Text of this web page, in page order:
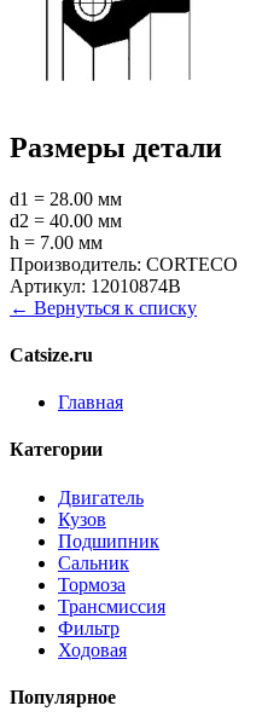
Размеры детали
d1 = 28.00 мм
d2 = 40.00 мм
h = 7.00 мм
Производитель: CORTECO
Артикул: 12010874B
← Вернуться к списку
Catsize.ru
Главная
Категории
Двигатель
Кузов
Подшипник
Сальник
Тормоза
Трансмиссия
Фильтр
Ходовая
Популярное